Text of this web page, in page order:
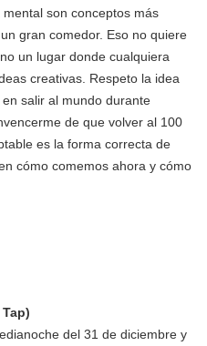
son conceptos más
gran comedor. Eso no quiere
un lugar donde cualquiera
creativas. Respeto la idea
salir al mundo durante
de que volver al 100
es la forma correcta de
cómo comemos ahora y cómo
del 31 de diciembre y